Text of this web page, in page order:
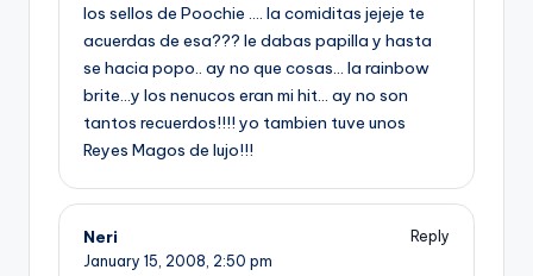
los sellos de Poochie …. la comiditas jejeje te
acuerdas de esa??? le dabas papilla y hasta
se hacia popo.. ay no que cosas… la rainbow
brite…y los nenucos eran mi hit… ay no son
tantos recuerdos!!!! yo tambien tuve unos
Reyes Magos de lujo!!!
Neri
Reply
January 15, 2008, 2:50 pm